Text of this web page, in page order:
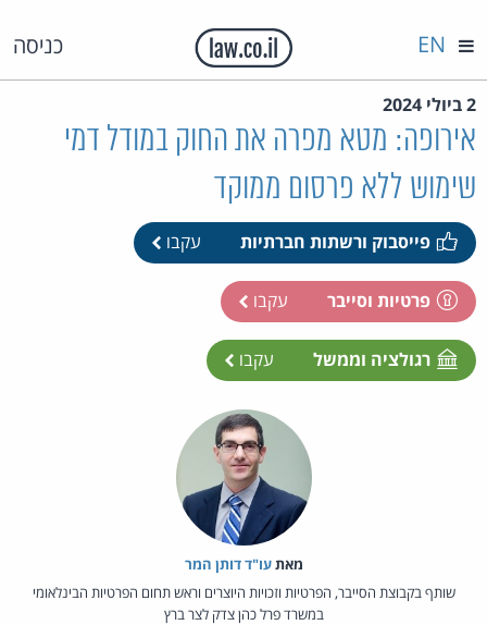
כניסה EN
2 ביולי 2024
אירופה: מטא מפרה את החוק במודל דמי
שימוש ללא פרסום ממוקד
פייסבוק ורשתות חברתיות עקבו
פרטיות וסייבר עקבו
רגולציה וממשל עקבו
מאת‏עו"ד דותן המר
שותף בקבוצת הסייבר, הפרטיות וזכויות היוצרים וראש תחום הפרטיות הבינלאומי
במשרד פרל כהן צדק לצר ברץ